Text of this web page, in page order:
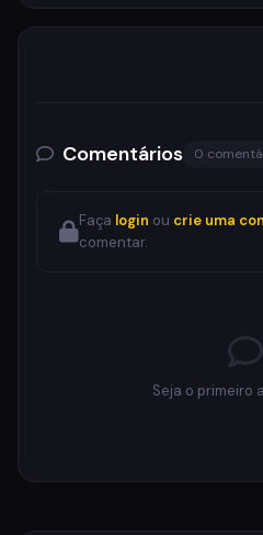
Comentários 0
Faça login ou crie uma
comentar.
Seja o primeiro